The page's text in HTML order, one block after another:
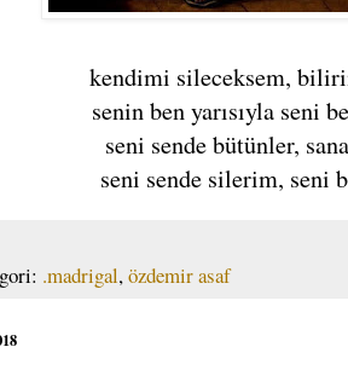
kendimi sileceksem,
senin ben yarısıyla seni
seni sende bütünler,
seni sende silerim, seni
.madrigal,özdemir asaf